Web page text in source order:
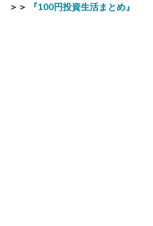
＞＞ 『100円投資生活まとめ』